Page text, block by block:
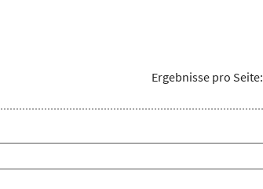
Ergebnisse pro Seite: